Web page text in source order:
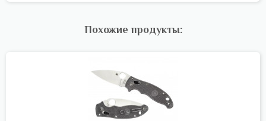
Похожие продукты: